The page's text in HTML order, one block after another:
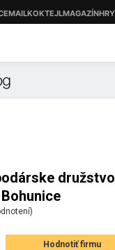
družstvo
)
Hodnotiť firmu